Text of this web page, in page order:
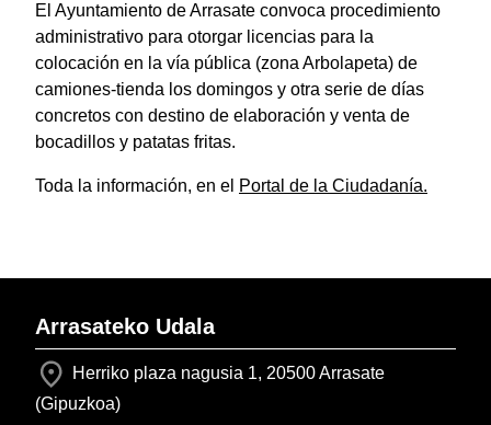
El Ayuntamiento de Arrasate convoca procedimiento
administrativo para otorgar licencias para la
colocación en la vía pública (zona Arbolapeta) de
camiones-tienda los domingos y otra serie de días
concretos con destino de elaboración y venta de
bocadillos y patatas fritas.
Toda la información, en el Portal de la Ciudadanía.
Arrasateko Udala
Herriko plaza nagusia 1, 20500 Arrasate
(Gipuzkoa)